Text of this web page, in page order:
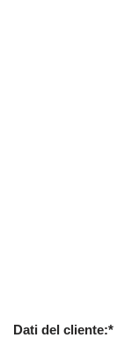
Dati del cliente:*